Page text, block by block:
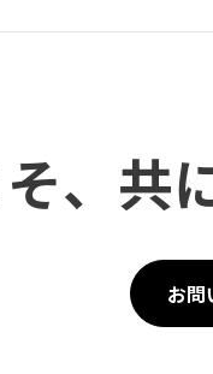
、共
お問